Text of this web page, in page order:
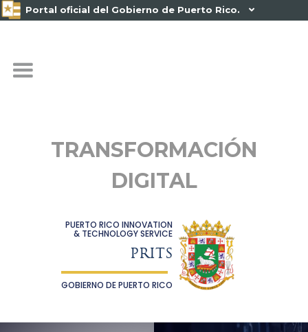
Portal oficial del Gobierno de Puerto Rico. 
TRANSFORMACIÓN
DIGITAL
PUERTO RICO INNOVATION
& TECHNOLOGY SERVICE
PRITS
GOBIERNO DE PUERTO RICO